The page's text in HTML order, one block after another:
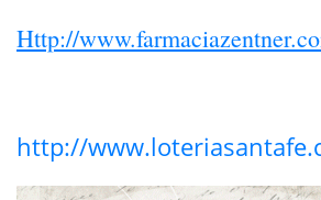
Http://
http://